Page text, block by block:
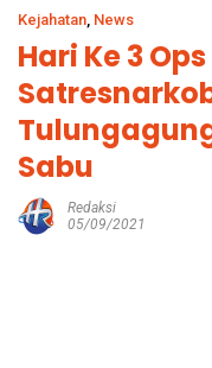
Kejahatan, News
Hari Ke 3
Sabu
Redaksi
05/09/2021